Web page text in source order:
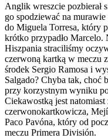
Anglik wreszcie pozbierał
go spodziewać na
do Miguela Torresa, który
krótko przypadło
Hiszpania straciliśmy
czerwoną kartką w meczu
środek Sergio Ramosa i
Salgado? Chyba tak, choć
przy korzystnym wyniku
Ciekawostką jest natomiast
czerwonokartkowicza,
Paco Pavóna, który od
meczu Primera División.